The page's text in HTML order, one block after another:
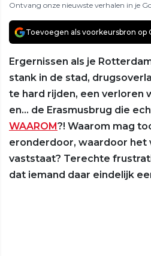
Ontvang onze nieuwste verhalen in je
Toevoegen als voorkeursbron op
Ergernissen als je
stank in de stad,
te hard rijden, een verloren
en… de Erasmusbrug die
WAAROM?! Waarom mag
eronderdoor, waardoor het
vaststaat? Terechte
dat iemand daar eindelijk